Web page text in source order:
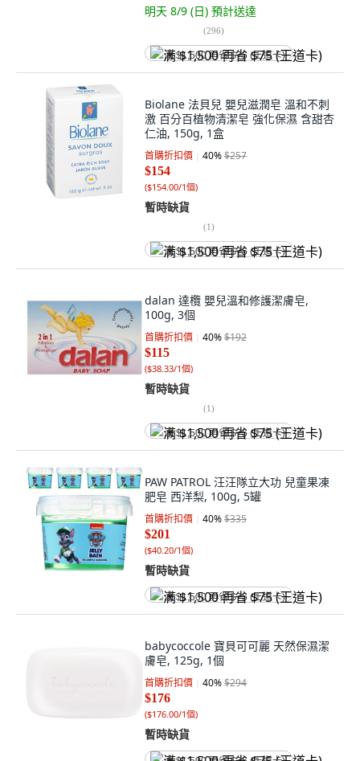
明天 8/9 (日) 預計送達
(296)
满 $1,500 再省 $75 (王道卡)
Biolane 法貝兒 嬰兒滋潤皂 溫和不刺
激 百分百植物清潔皂 強化保濕 含甜杏
仁油, 150g, 1盒
首購折扣價 40%$257
$154
($154.00/1個)
暫時缺貨
(1)
满 $1,500 再省 $75 (王道卡)
dalan 達欖 嬰兒溫和修護潔膚皂,
100g, 3個
首購折扣價 40%$192
$115
($38.33/1個)
暫時缺貨
(1)
满 $1,500 再省 $75 (王道卡)
PAW PATROL 汪汪隊立大功 兒童果凍
肥皂 西洋梨, 100g, 5罐
首購折扣價 40%$335
$201
($40.20/1個)
暫時缺貨
满 $1,500 再省 $75 (王道卡)
babycoccole 寶貝可可麗 天然保濕潔
膚皂, 125g, 1個
首購折扣價 40%$294
$176
($176.00/1個)
暫時缺貨